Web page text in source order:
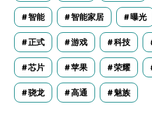
智能 智能家居 曝光
正式 游戏 科技
芯片 苹果 荣耀
骁龙 高通 魅族